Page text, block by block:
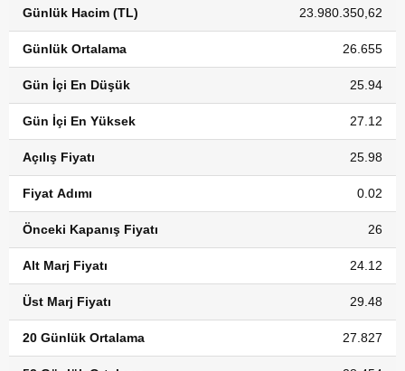
Günlük Hacim (TL) 23.980.350,62
Günlük Ortalama 26.655
Gün İçi En Düşük 25.94
Gün İçi En Yüksek 27.12
Açılış Fiyatı 25.98
Fiyat Adımı 0.02
Önceki Kapanış Fiyatı 26
Alt Marj Fiyatı 24.12
Üst Marj Fiyatı 29.48
20 Günlük Ortalama 27.827